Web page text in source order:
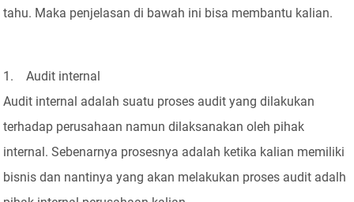
tahu. Maka penjelasan di bawah ini bisa membantu kalian.
1. Audit internal
Audit internal adalah suatu proses audit yang dilakukan
terhadap perusahaan namun dilaksanakan oleh pihak
internal. Sebenarnya prosesnya adalah ketika kalian memiliki
bisnis dan nantinya yang akan melakukan proses audit adalh